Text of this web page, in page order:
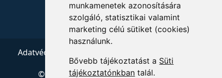
munkamenetek azonosítására
szolgáló, statisztikai valamint
marketing célú sütiket (cookies)
használunk.
Bővebb tájékoztatást a Süti
tájékoztatónkban talál.
Adatvédelem
© 2026 Copyright:Menedzserpraxis.hu